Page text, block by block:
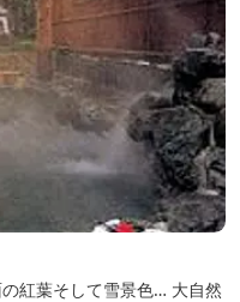
紅葉そして雪景色… 大自然